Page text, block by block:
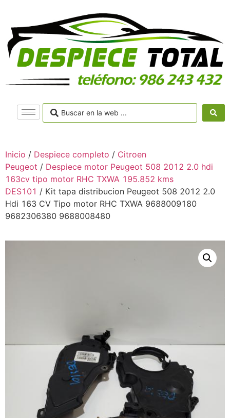
Inicio / Despiece completo / Citroen
Peugeot / Despiece motor Peugeot 508 2012 2.0 hdi
163cv tipo motor RHC TXWA 195.852 kms
DES101 / Kit tapa distribucion Peugeot 508 2012 2.0
Hdi 163 CV Tipo motor RHC TXWA 9688009180
9682306380 9688008480